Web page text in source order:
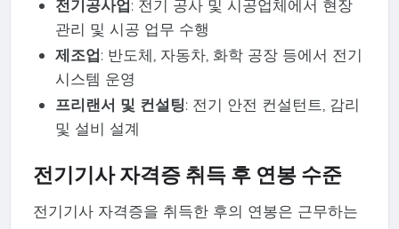
전기공사업 : 전기 공사 및 시공업체에서 현장
관리 및 시공 업무 수행
제조업: 반도체, 자동차, 화학 공장 등에서 전기
시스템 운영
프리랜서 및 컨설팅: 전기 안전 컨설턴트, 감리
및 설비 설계
전기기사 자격증 취득 후 연봉 수준
전기기사 자격증을 취득한 후의 연봉은 근무하는